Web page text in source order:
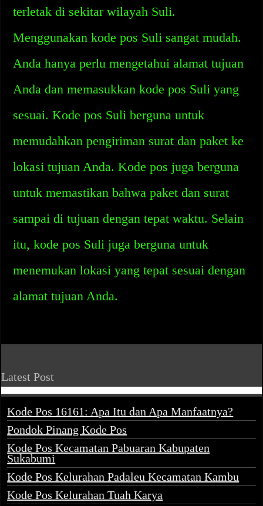
terletak di sekitar wilayah Suli.
Menggunakan kode pos Suli sangat mudah.
Anda hanya perlu mengetahui alamat tujuan
Anda dan memasukkan kode pos Suli yang
sesuai. Kode pos Suli berguna untuk
memudahkan pengiriman surat dan paket ke
lokasi tujuan Anda. Kode pos juga berguna
untuk memastikan bahwa paket dan surat
sampai di tujuan dengan tepat waktu. Selain
itu, kode pos Suli juga berguna untuk
menemukan lokasi yang tepat sesuai dengan
alamat tujuan Anda.
Latest Post
Kode Pos 16161: Apa Itu dan Apa Manfaatnya?
Pondok Pinang Kode Pos
Kode Pos Kecamatan Pabuaran Kabupaten
Sukabumi
Kode Pos Kelurahan Padaleu Kecamatan Kambu
Kode Pos Kelurahan Tuah Karya